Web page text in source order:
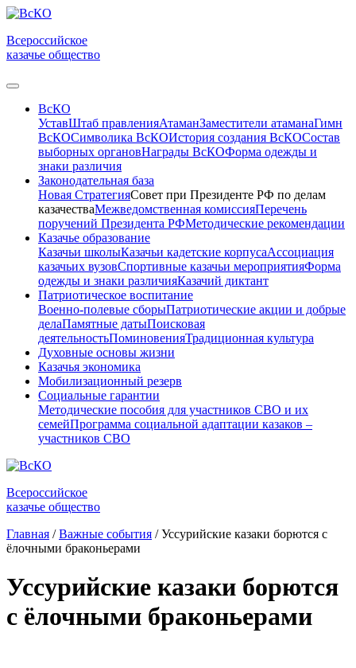
Всероссийское
казачье общество
ВсКО
УставШтаб правленияАтаманЗаместители атаманаГимн
ВсКОСимволика ВсКОИстория создания ВсКОСостав
выборных органовНаграды ВсКОФорма одежды и
знаки различия
Законодательная база
Новая СтратегияСовет при Президенте РФ по делам
казачестваМежведомственная комиссияПеречень
поручений Президента РФМетодические рекомендации
Казачье образование
Казачьи школыКазачьи кадетские корпусаАссоциация
казачьих вузовСпортивные казачьи мероприятияФорма
одежды и знаки различияКазачий диктант
Патриотическое воспитание
Военно-полевые сборыПатриотические акции и добрые
делаПамятные датыПоисковая
деятельностьПоминовенияТрадиционная культура
Духовные основы жизни
Казачья экономика
Мобилизационный резерв
Социальные гарантии
Методические пособия для участников СВО и их
семейПрограмма социальной адаптации казаков –
участников СВО
Всероссийское
казачье общество
Главная / Важные события / Уссурийские казаки борются с
ёлочными браконьерами
Уссурийские казаки борются
с ёлочными браконьерами